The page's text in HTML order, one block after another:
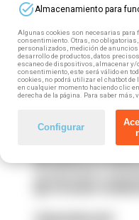
túas dúbidas.
cando e dende
Como? Moi fácil!
pasos:
1️⃣Escolle o teu
2️⃣
Enche o
task_alt Almacenamiento para
Algunas cookies son necesarias para
consentimiento. Otras, no
personalizados, medición de
desarrollo de productos, datos
escaneo de dispositivos, almacenar
consentimiento, este será válido en
cookies, no podrá utilizar el chatbot
en cualquier momento haciendo clic
derecha de la página. Para saber
Configurar